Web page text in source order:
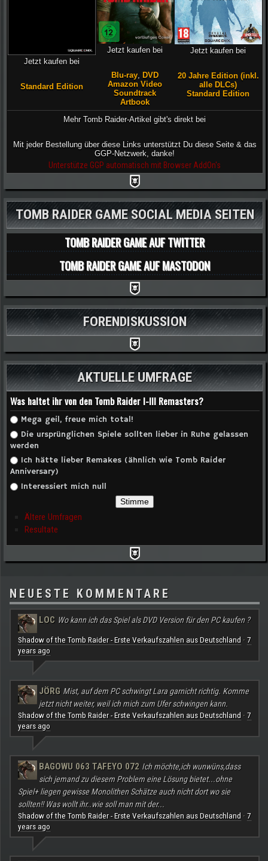
Jetzt kaufen bei
Standard Edition
Jetzt kaufen bei
Blu-ray, DVD
Amazon Video
Soundtrack
Artbook
Jetzt kaufen bei
20 Jahre Edition (inkl.
alle DLCs)
Standard Edition
Mehr Tomb Raider-Artikel gibt's direkt bei
Mit jeder Bestellung über diese Links unterstützt Du diese Seite & das
GGP-Netzwerk, danke!
Unterstütze GGP automatisch mit Browser AddOn's
TOMB RAIDER GAME SOCIAL MEDIA SEITEN
TOMB RAIDER GAME AUF TWITTER
TOMB RAIDER GAME AUF MASTODON
FORENDISKUSSION
AKTUELLE UMFRAGE
Was haltet ihr von den Tomb Raider I-III Remasters?
Auswahlmöglichkeiten
Mega geil, freue mich total!
Die ursprünglichen Spiele sollten lieber in Ruhe gelassen
werden
Ich hätte lieber Remakes (ähnlich wie Tomb Raider
Anniversary)
Interessiert mich null
Ältere Umfragen
Resultate
NEUESTE KOMMENTARE
LOC Wo kann ich das Spiel als DVD Version für den PC kaufen ?
Shadow of the Tomb Raider - Erste Verkaufszahlen aus Deutschland · 7
years ago
JÖRG Mist, auf dem PC schwingt Lara garnicht richtig. Komme
jetzt nicht weiter, weil ich mich zum Ufer schwingen kann.
Shadow of the Tomb Raider - Erste Verkaufszahlen aus Deutschland · 7
years ago
BAGOWU 063 TAFEYO 072 Ich möchte,ich wunwüns,dass
sich jemand zu diesem Problem eine Lösung bietet...ohne
Spiel+ liegen gewisse Monolithen Schätze auch nicht dort wo sie
sollten!! Was wollt ihr..wie soll man mit der...
Shadow of the Tomb Raider - Erste Verkaufszahlen aus Deutschland · 7
years ago